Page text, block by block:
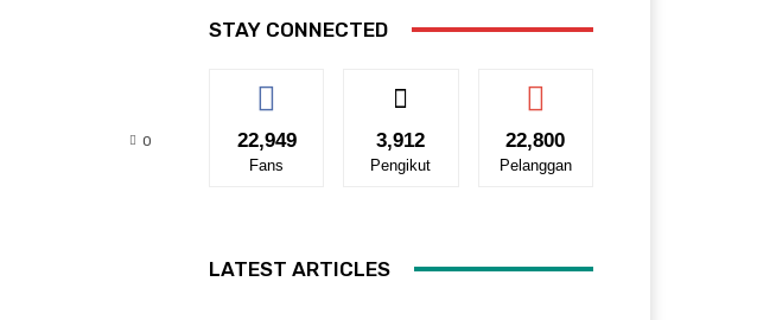
0
STAY CONNECTED
22,949
Fans
3,912
Pengikut
22,800
Pelanggan
LATEST ARTICLES